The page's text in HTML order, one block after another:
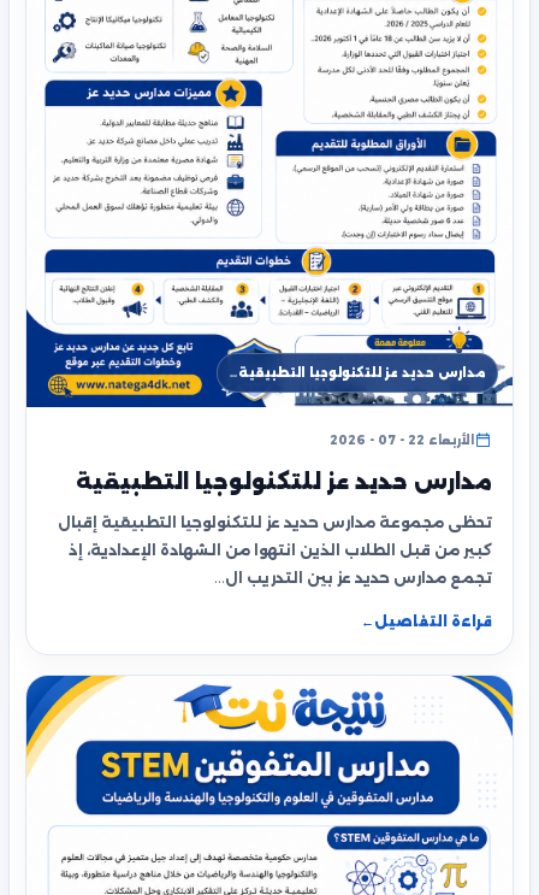
مدارس حديد عز للتكنولوجيا التطبيقية…
الأربعاء 22 - 07 - 2026
مدارس حديد عز للتكنولوجيا التطبيقية
تحظى مجموعة مدارس حديد عز للتكنولوجيا التطبيقية إقبال
كبير من قبل الطلاب الذين انتهوا من الشهادة الإعدادية، إذ
تجمع مدارس حديد عز بين التدريب ال…
قراءة التفاصيل ←